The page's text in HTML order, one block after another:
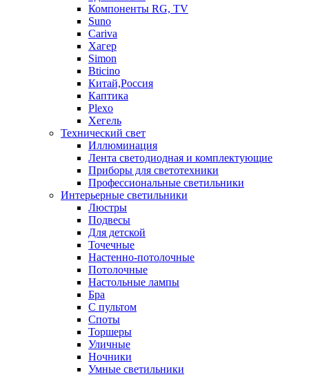
Компоненты RG, TV
Suno
Cariva
Хагер
Simon
Bticino
Китай,Россия
Каптика
Plexo
Хегель
Технический свет
Иллюминация
Лента светодиодная и комплектующие
Приборы для светотехники
Профессиональные светильники
Интерьерные светильники
Люстры
Подвесы
Для детской
Точечные
Настенно-потолочные
Потолочные
Настольные лампы
Бра
С пультом
Споты
Торшеры
Уличные
Ночники
Умные светильники